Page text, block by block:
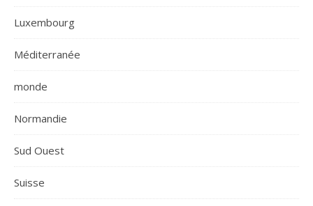
Luxembourg
Méditerranée
monde
Normandie
Sud Ouest
Suisse